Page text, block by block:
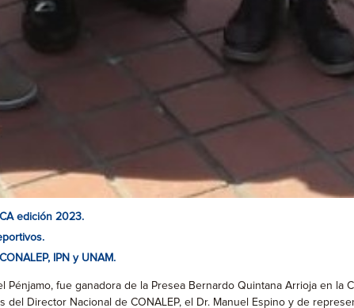
edición 2023.
IPN y UNAM.
Pénjamo, fue ganadora de la Presea Bernardo Quintana Arrioja en la
Director Nacional de CONALEP, el Dr. Manuel Espino y de